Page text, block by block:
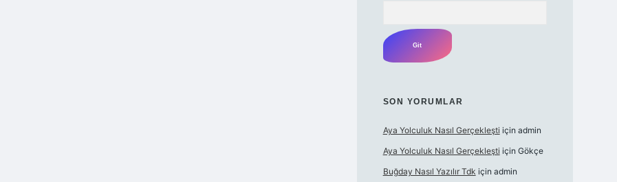
SON YORUMLAR
Aya Yolculuk Nasıl Gerçekleşti için admin
Aya Yolculuk Nasıl Gerçekleşti için Gökçe
Buğday Nasıl Yazılır Tdk için admin